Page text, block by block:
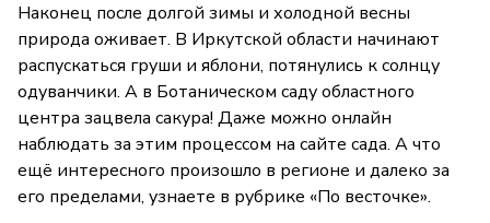
Наконец после долгой зимы и холодной весны
природа оживает. В Иркутской области начинают
распускаться груши и яблони, потянулись к солнцу
одуванчики. А в Ботаническом саду областного
центра зацвела сакура! Даже можно онлайн
наблюдать за этим процессом на сайте сада. А что
ещё интересного произошло в регионе и далеко за
его пределами, узнаете в рубрике «По весточке».